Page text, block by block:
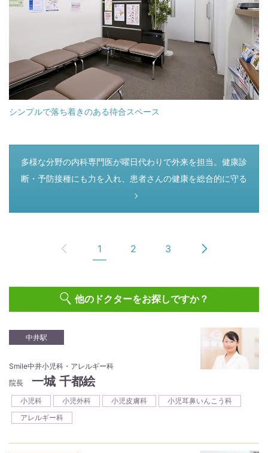
シンプルで落ち着きのある待合スペース
つぎのページ
多様な分野の内科専門医が曜日代わりで外来を担当。健康診
断・予防接種にも力を入れ、患者さんの健康を総合的に守る
1 2 3
他のドクターをお探しですか？
中井駅
Smile中井小児科・アレルギー科
院長
一城 千都絵
小児科 小児外科 小児皮膚科
小児耳鼻いんこう科
アレルギー科